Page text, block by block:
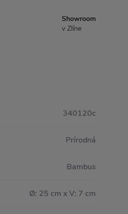
Showroom
v Zlíne
340120c
Prírodná
Bambus
Ø: 25 cm x V: 7 cm